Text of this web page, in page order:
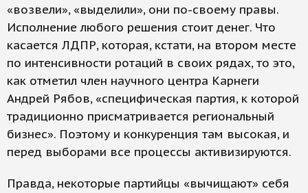
«возвели», «выделили», они по-своему правы.
Исполнение любого решения стоит денег. Что
касается ЛДПР, которая, кстати, на втором месте
по интенсивности ротаций в своих рядах, то это,
как отметил член научного центра Карнеги
Андрей Рябов, «специфическая партия, к которой
традиционно присматривается региональный
бизнес». Поэтому и конкуренция там высокая, и
перед выборами все процессы активизируются.
Правда, некоторые партийцы «вычищают» себя